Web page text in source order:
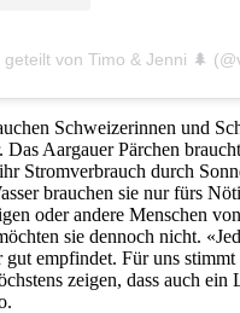
Schweizerinnen und
Das Aargauer Pärchen
Stromverbrauch durch
brauchen sie nur fürs
oder andere Menschen
sie dennoch nicht.
gut empfindet. Für uns
zeigen, dass auch ein